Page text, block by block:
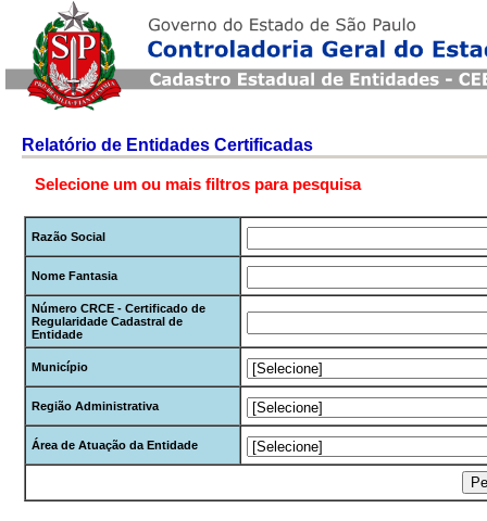
Relatório de Entidades Certificadas
Selecione um ou mais filtros para pesquisa
Razão Social
Nome Fantasia
Número CRCE - Certificado de
Regularidade Cadastral de
Entidade
Município
Região Administrativa
Área de Atuação da Entidade